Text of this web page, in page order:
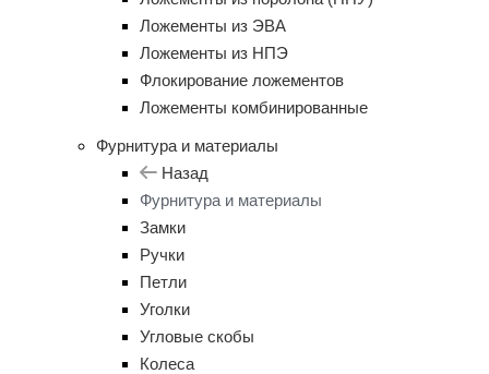
Ложементы из ЭВА
Ложементы из НПЭ
Флокирование ложементов
Ложементы комбинированные
Фурнитура и материалы
Назад
Фурнитура и материалы
Замки
Ручки
Петли
Уголки
Угловые скобы
Колеса